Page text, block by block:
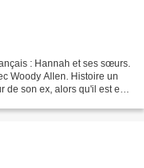
: Hannah et ses sœurs.
Woody Allen. Histoire un
de son ex, alors qu'il est en